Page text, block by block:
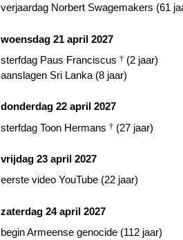
verjaardag Norbert Swagemakers (61
woensdag 21 april 2027
sterfdag Paus Franciscus † (2 jaar)
aanslagen Sri Lanka (8 jaar)
donderdag 22 april 2027
sterfdag Toon Hermans † (27 jaar)
vrijdag 23 april 2027
eerste video YouTube (22 jaar)
zaterdag 24 april 2027
begin Armeense genocide (112 jaar)